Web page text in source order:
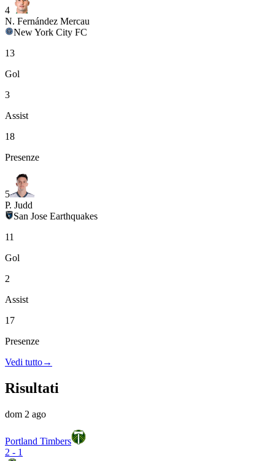
4
N. Fernández Mercau
New York City FC
13
Gol
3
Assist
18
Presenze
5
P. Judd
San Jose Earthquakes
11
Gol
2
Assist
17
Presenze
Vedi tutto→
Risultati
dom 2 ago
Portland Timbers
2 - 1